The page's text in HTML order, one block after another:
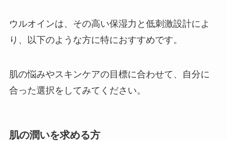
ウルオインは、その高い保湿力と低刺激設計によ
り、以下のような方に特におすすめです。
肌の悩みやスキンケアの目標に合わせて、自分に
合った選択をしてみてください。
肌の潤いを求める方